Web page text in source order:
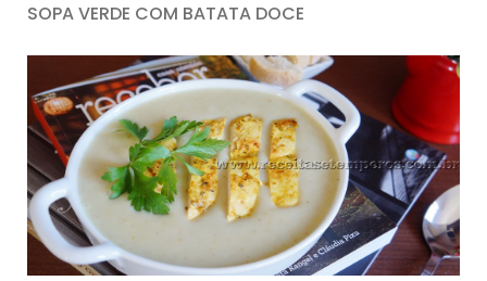
SOPA VERDE COM BATATA DOCE